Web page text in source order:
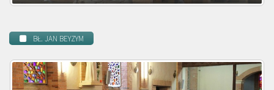
BŁ. JAN BEYZYM